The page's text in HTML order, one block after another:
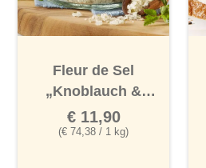
Fleur de Sel
„Knoblauch &
Kräuter“
(€ 74,38 / 1 kg)
€ 11,90